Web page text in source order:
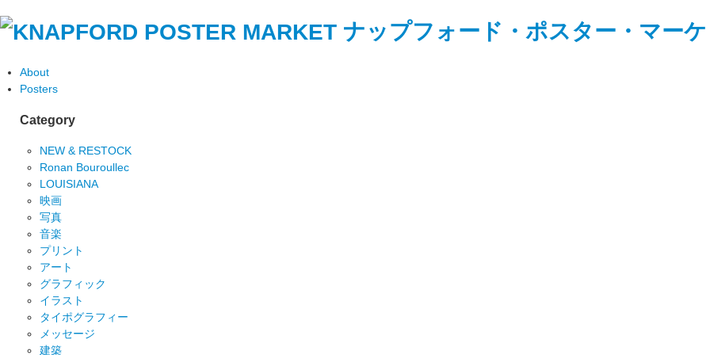
ナップフォード・ポスター・マー
About
Posters
Category
NEW & RESTOCK
Ronan Bouroullec
LOUISIANA
映画
写真
音楽
プリント
アート
グラフィック
イラスト
タイポグラフィー
メッセージ
建築